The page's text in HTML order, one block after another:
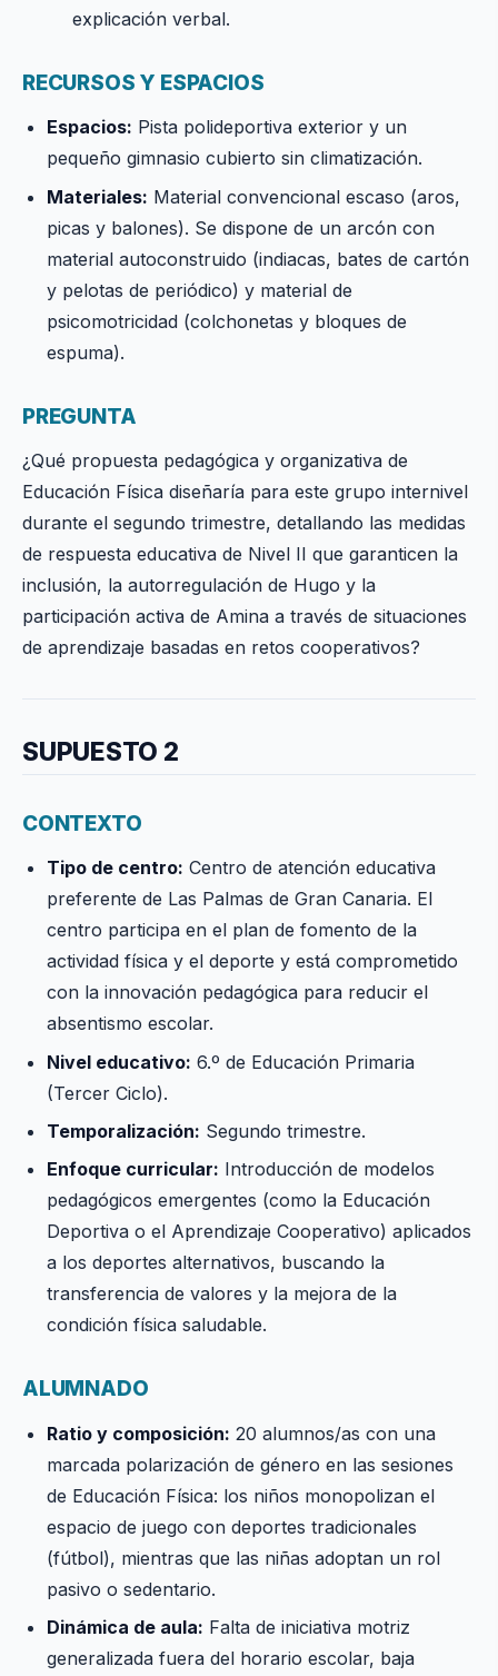
explicación verbal.
RECURSOS Y ESPACIOS
Espacios: Pista polideportiva exterior y un
pequeño gimnasio cubierto sin climatización.
Materiales: Material convencional escaso (aros,
picas y balones). Se dispone de un arcón con
material autoconstruido (indiacas, bates de cartón
y pelotas de periódico) y material de
psicomotricidad (colchonetas y bloques de
espuma).
PREGUNTA
¿Qué propuesta pedagógica y organizativa de
Educación Física diseñaría para este grupo internivel
durante el segundo trimestre, detallando las medidas
de respuesta educativa de Nivel II que garanticen la
inclusión, la autorregulación de Hugo y la
participación activa de Amina a través de situaciones
de aprendizaje basadas en retos cooperativos?
SUPUESTO 2
CONTEXTO
Tipo de centro: Centro de atención educativa
preferente de Las Palmas de Gran Canaria. El
centro participa en el plan de fomento de la
actividad física y el deporte y está comprometido
con la innovación pedagógica para reducir el
absentismo escolar.
Nivel educativo: 6.º de Educación Primaria
(Tercer Ciclo).
Temporalización: Segundo trimestre.
Enfoque curricular: Introducción de modelos
pedagógicos emergentes (como la Educación
Deportiva o el Aprendizaje Cooperativo) aplicados
a los deportes alternativos, buscando la
transferencia de valores y la mejora de la
condición física saludable.
ALUMNADO
Ratio y composición: 20 alumnos/as con una
marcada polarización de género en las sesiones
de Educación Física: los niños monopolizan el
espacio de juego con deportes tradicionales
(fútbol), mientras que las niñas adoptan un rol
pasivo o sedentario.
Dinámica de aula: Falta de iniciativa motriz
generalizada fuera del horario escolar, baja